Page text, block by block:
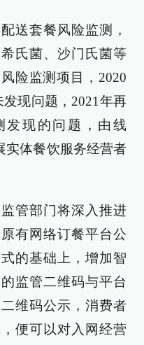
送套餐风险监测，
氏菌、沙门氏菌等
险监测项目，2020
现问题，2021年再
发现的问题，由线
实体餐饮服务经营者
管部门将深入推进
有网络订餐平台公
的基础上，增加智
监管二维码与平台
维码公示，消费者
便可以对入网经营